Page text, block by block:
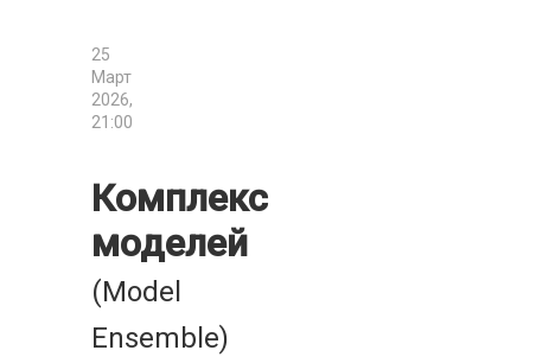
25
Март
2026,
21:00
Комплекс
моделей
(Model
Ensemble)